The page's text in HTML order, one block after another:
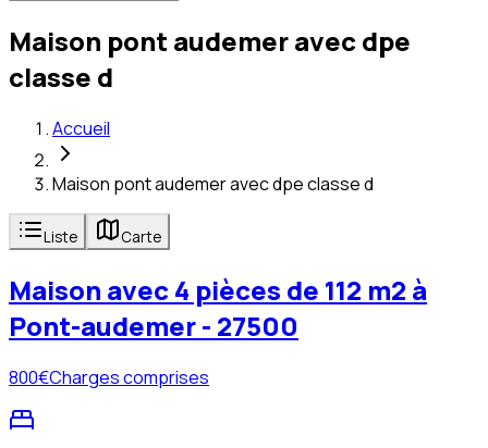
Maison pont audemer avec dpe
classe d
Accueil
Maison pont audemer avec dpe classe d
Liste Carte
Maison avec 4 pièces de 112 m2 à
Pont-audemer - 27500
800€Charges comprises